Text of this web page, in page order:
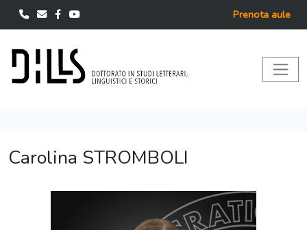
Prenota aule
Carolina STROMBOLI